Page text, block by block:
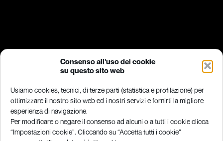
Consenso all'uso dei cookie
su questo sito web
Usiamo cookies, tecnici, di terze parti (statistica e profilazione) per
ottimizzare il nostro sito web ed i nostri servizi e fornirti la migliore
esperienza di navigazione.
Per modificare o negare il consenso ad alcuni o a tutti i cookie clicca
“Impostazioni cookie”. Cliccando su “Accetta tutti i cookie”